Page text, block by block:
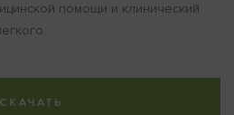
помощи и клинический
СКАЧАТЬ